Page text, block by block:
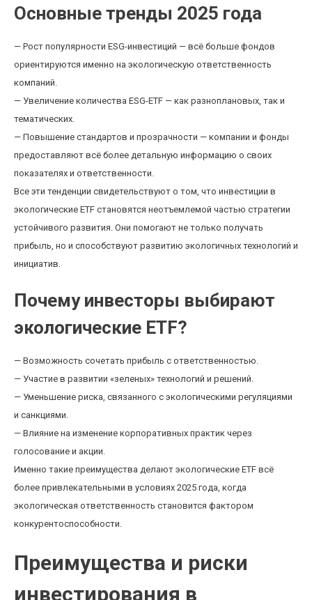
Основные тренды 2025 года
— Рост популярности ESG-инвестиций — всё больше фондов
ориентируются именно на экологическую ответственность
компаний.
— Увеличение количества ESG-ETF — как разноплановых, так и
тематических.
— Повышение стандартов и прозрачности — компании и фонды
предоставляют всё более детальную информацию о своих
показателях и ответственности.
Все эти тенденции свидетельствуют о том, что инвестиции в
экологические ETF становятся неотъемлемой частью стратегии
устойчивого развития. Они помогают не только получать
прибыль, но и способствуют развитию экологичных технологий и
инициатив.
Почему инвесторы выбирают
экологические ETF?
— Возможность сочетать прибыль с ответственностью.
— Участие в развитии «зеленых» технологий и решений.
— Уменьшение риска, связанного с экологическими регуляциями
и санкциями.
— Влияние на изменение корпоративных практик через
голосование и акции.
Именно такие преимущества делают экологические ETF всё
более привлекательными в условиях 2025 года, когда
экологическая ответственность становится фактором
конкурентоспособности.
Преимущества и риски
инвестирования в